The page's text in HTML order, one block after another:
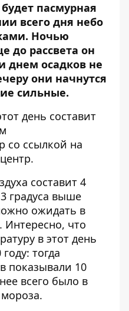
пасмурная
всего дня небо
Ночью
до рассвета он
днем осадков не
они начнутся
сильные.
день составит
со ссылкой на
составит 4
градуса выше
ожидать в
Интересно, что
в этот день
тогда
показывали 10
всего было в